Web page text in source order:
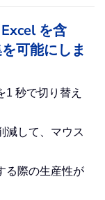
を含
可能にしま
1 秒で切り替え
減して、マウス
る際の生産性が